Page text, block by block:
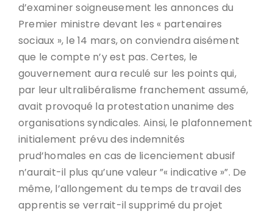
d’examiner soigneusement les annonces du
Premier ministre devant les « partenaires
sociaux », le 14 mars, on conviendra aisément
que le compte n’y est pas. Certes, le
gouvernement aura reculé sur les points qui,
par leur ultralibéralisme franchement assumé,
avait provoqué la protestation unanime des
organisations syndicales. Ainsi, le plafonnement
initialement prévu des indemnités
prud’homales en cas de licenciement abusif
n’aurait-il plus qu’une valeur ”« indicative »”. De
même, l’allongement du temps de travail des
apprentis se verrait-il supprimé du projet